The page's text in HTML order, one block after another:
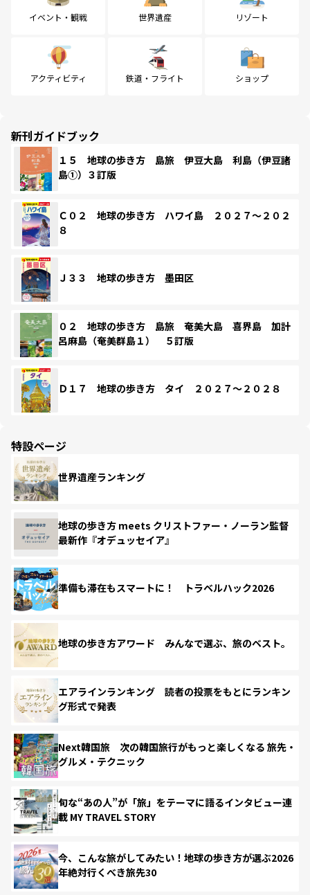
イベント・観戦 世界遺産 リゾート
アクティビティ 鉄道・フライト ショップ
新刊ガイドブック
１５ 地球の歩き方 島旅 伊豆大島 利島（伊豆諸
島①）３訂版
Ｃ０２ 地球の歩き方 ハワイ島 ２０２７～２０２
８
Ｊ３３ 地球の歩き方 墨田区
０２ 地球の歩き方 島旅 奄美大島 喜界島 加計
呂麻島（奄美群島１） ５訂版
Ｄ１７ 地球の歩き方 タイ ２０２７～２０２８
特設ページ
世界遺産ランキング
地球の歩き方 meets クリストファー・ノーラン監督
最新作『オデュッセイア』
準備も滞在もスマートに！ トラベルハック2026
地球の歩き方アワード みんなで選ぶ、旅のベスト。
エアラインランキング 読者の投票をもとにランキン
グ形式で発表
Next韓国旅 次の韓国旅行がもっと楽しくなる 旅先・
グルメ・テクニック
旬な“あの人”が「旅」をテーマに語るインタビュー連
載 MY TRAVEL STORY
今、こんな旅がしてみたい！地球の歩き方が選ぶ2026
年絶対行くべき旅先30